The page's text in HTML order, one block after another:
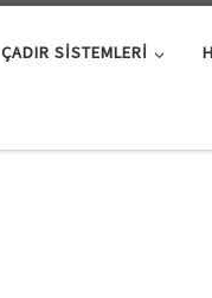
ÇADIR SISTEMLERI